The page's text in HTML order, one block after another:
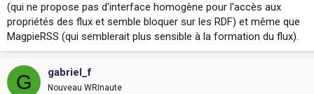
(qui ne propose pas d'interface homogène pour l'accès aux
propriétés des flux et semble bloquer sur les RDF) et même que
MagpieRSS (qui semblerait plus sensible à la formation du flux).
G gabriel_f
Nouveau WRInaute